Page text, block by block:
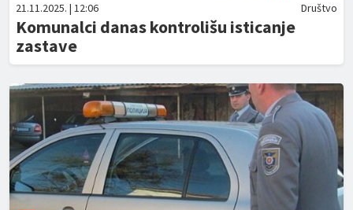
21.11.2025. | 12:06 Društvo
Komunalci danas kontrolišu isticanje
zastave